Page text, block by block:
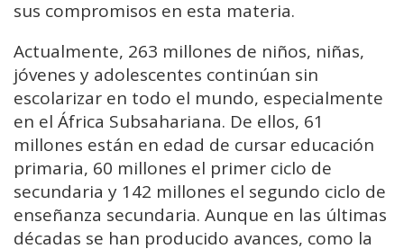
sus compromisos en esta materia.
Actualmente, 263 millones de niños, niñas,
jóvenes y adolescentes continúan sin
escolarizar en todo el mundo, especialmente
en el África Subsahariana. De ellos, 61
millones están en edad de cursar educación
primaria, 60 millones el primer ciclo de
secundaria y 142 millones el segundo ciclo de
enseñanza secundaria. Aunque en las últimas
décadas se han producido avances, como la